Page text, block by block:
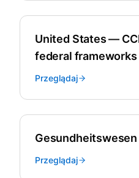
United States —
federal frameworks
Przeglądaj
Gesundheitswesen
Przeglądaj